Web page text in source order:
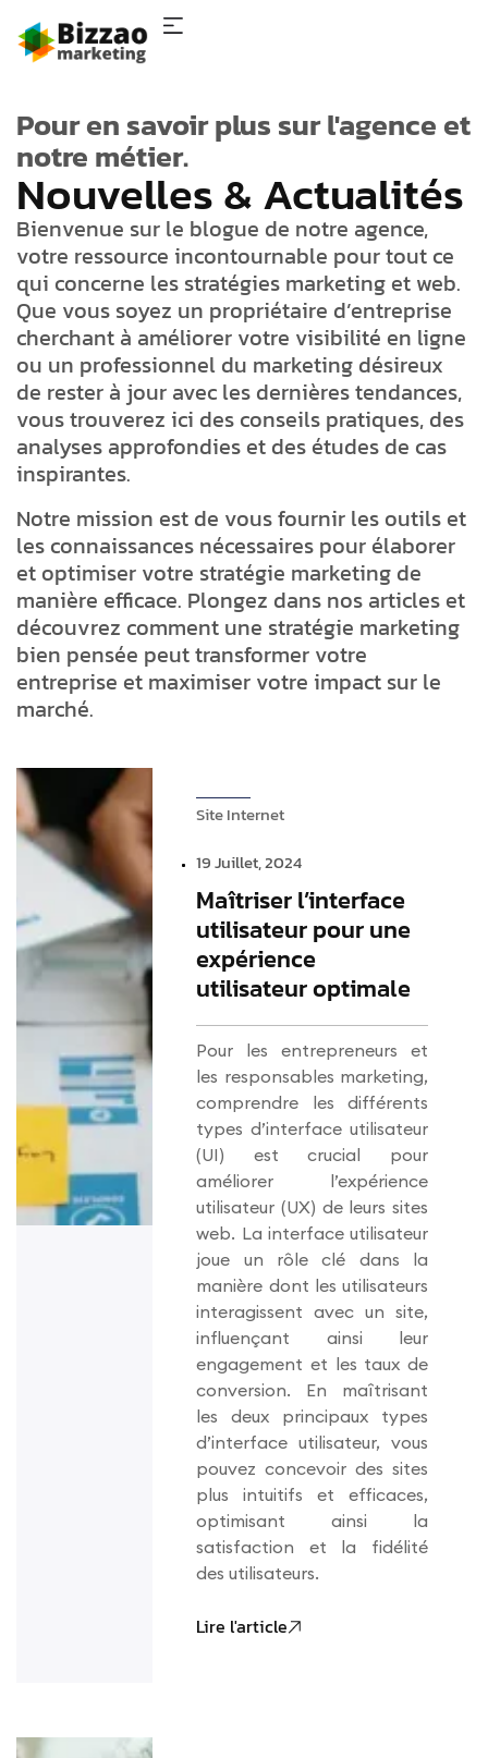
Pour en savoir plus sur l'agence et
notre métier.
Nouvelles & Actualités
Bienvenue sur le blogue de notre agence,
votre ressource incontournable pour tout ce
qui concerne les stratégies marketing et web.
Que vous soyez un propriétaire d’entreprise
cherchant à améliorer votre visibilité en ligne
ou un professionnel du marketing désireux
de rester à jour avec les dernières tendances,
vous trouverez ici des conseils pratiques, des
analyses approfondies et des études de cas
inspirantes.
Notre mission est de vous fournir les outils et
les connaissances nécessaires pour élaborer
et optimiser votre stratégie marketing de
manière efficace. Plongez dans nos articles et
découvrez comment une stratégie marketing
bien pensée peut transformer votre
entreprise et maximiser votre impact sur le
marché.
Site Internet
19 Juillet, 2024
Maîtriser l’interface
utilisateur pour une
expérience
utilisateur optimale
Pour les entrepreneurs et
les responsables marketing,
comprendre les différents
types d’interface utilisateur
(UI) est crucial pour
améliorer l’expérience
utilisateur (UX) de leurs sites
web. La interface utilisateur
joue un rôle clé dans la
manière dont les utilisateurs
interagissent avec un site,
influençant ainsi leur
engagement et les taux de
conversion. En maîtrisant
les deux principaux types
d’interface utilisateur, vous
pouvez concevoir des sites
plus intuitifs et efficaces,
optimisant ainsi la
satisfaction et la fidélité
des utilisateurs.
Lire l'article